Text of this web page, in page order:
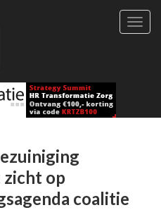
op
coalitie